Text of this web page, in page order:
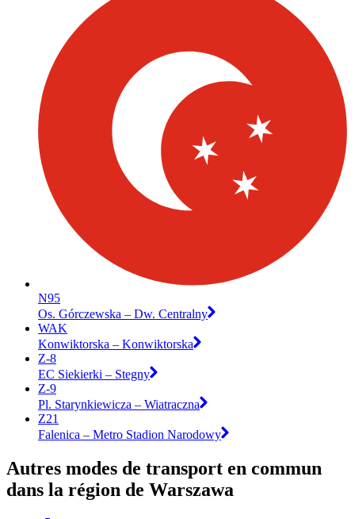
N95
Os. Górczewska – Dw. Centralny
WAK
Konwiktorska – Konwiktorska
Z-8
EC Siekierki – Stegny
Z-9
Pl. Starynkiewicza – Wiatraczna
Z21
Falenica – Metro Stadion Narodowy
Autres modes de transport en commun
dans la région de Warszawa